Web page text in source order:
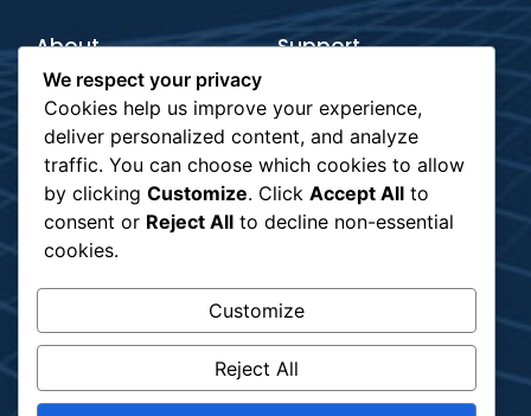
About
Terms & Conditions
Privacy Policy
Support
Order Tracking
Payment
Shipping
Subscribe
We respect your privacy
Cookies help us improve your experience,
deliver personalized content, and analyze
traffic. You can choose which cookies to allow
by clicking Customize. Click Accept All to
consent or Reject All to decline non-essential
cookies.
Customize
Reject All